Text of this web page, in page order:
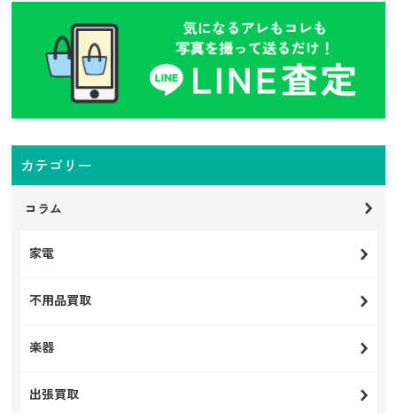
カテゴリー
コラム
家電
不用品買取
楽器
出張買取